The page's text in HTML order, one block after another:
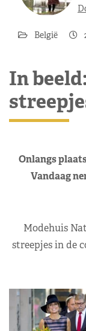
België
In
Onlangs
Vandaag
Modehuis
streepjes in de